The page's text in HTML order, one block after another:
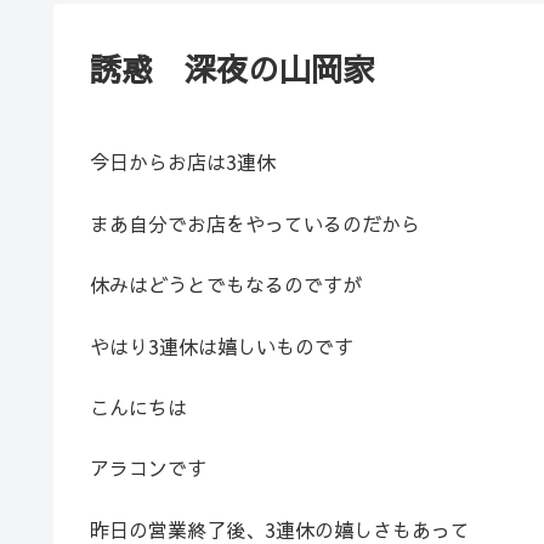
誘惑 深夜の山岡家
今日からお店は3連休
まあ自分でお店をやっているのだから
休みはどうとでもなるのですが
やはり3連休は嬉しいものです
こんにちは
アラコンです
昨日の営業終了後、3連休の嬉しさもあって